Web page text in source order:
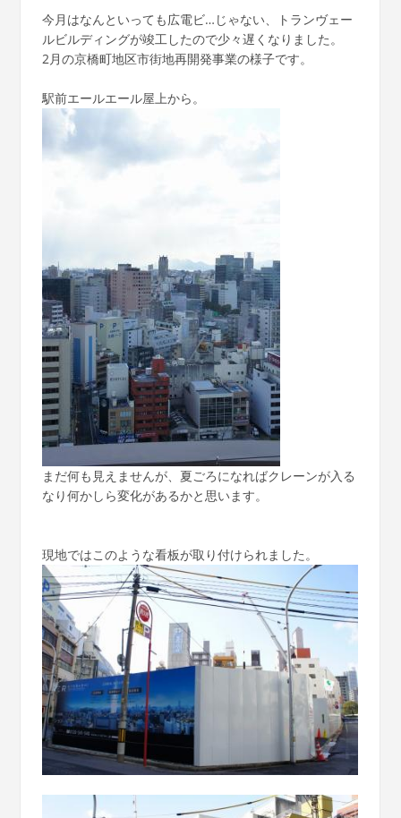
今月はなんといっても広電ビ…じゃない、トランヴェー
ルビルディングが竣工したので少々遅くなりました。
2月の京橋町地区市街地再開発事業の様子です。
駅前エールエール屋上から。
まだ何も見えませんが、夏ごろになればクレーンが入る
なり何かしら変化があるかと思います。
現地ではこのような看板が取り付けられました。